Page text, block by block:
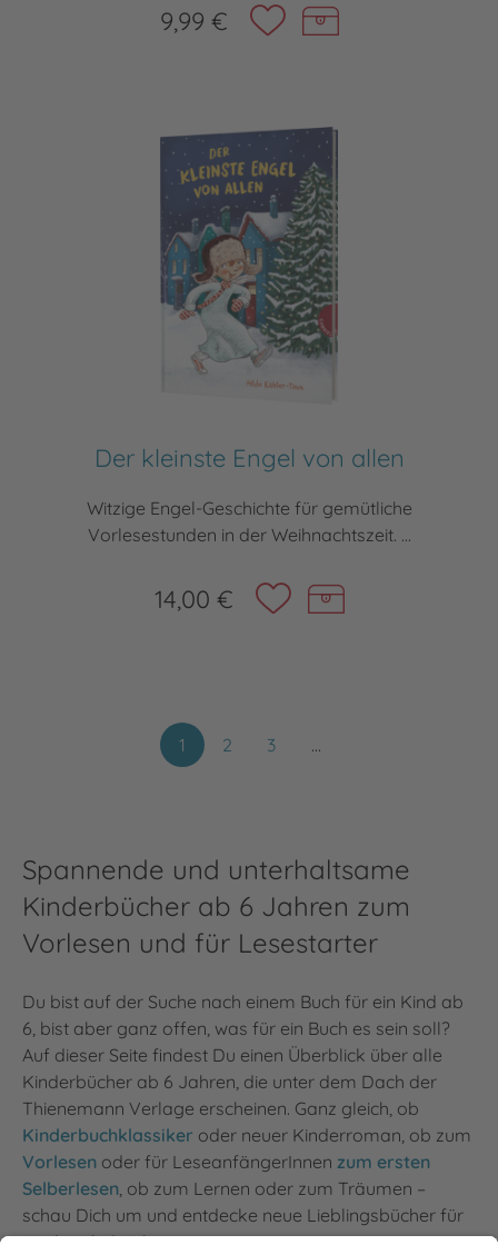
9,99 €
Der kleinste Engel von allen
Witzige Engel-Geschichte für gemütliche
Vorlesestunden in der Weihnachtszeit. ...
14,00 €
1 2 3 …
Spannende und unterhaltsame
Kinderbücher ab 6 Jahren zum
Vorlesen und für Lesestarter
Du bist auf der Suche nach einem Buch für ein Kind ab
6, bist aber ganz offen, was für ein Buch es sein soll?
Auf dieser Seite findest Du einen Überblick über alle
Kinderbücher ab 6 Jahren, die unter dem Dach der
Thienemann Verlage erscheinen. Ganz gleich, ob
Kinderbuchklassiker oder neuer Kinderroman, ob zum
Vorlesen oder für LeseanfängerInnen zum ersten
Selberlesen, ob zum Lernen oder zum Träumen –
schau Dich um und entdecke neue Lieblingsbücher für